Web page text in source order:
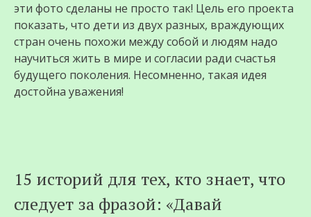
эти фото сделаны не просто так! Цель его проекта
показать, что дeти из двух разных, враждующих
стран очень похожи между собой и людям надо
научиться жить в мире и согласии ради счастья
будущего поколения. Несомненно, такая идея
достойна уважения!
15 историй для тех, кто знает, что
следует за фразой: «Давай